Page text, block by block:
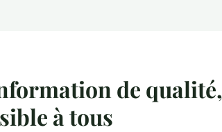
de qualité,
à tous